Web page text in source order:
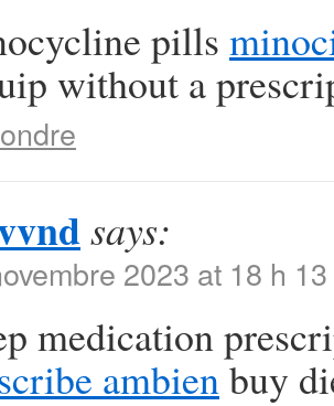
pills
without a
says:
2023 at 18 h
medication
ambienbuy